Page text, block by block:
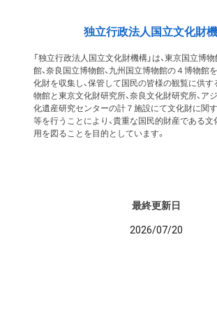
独立行政法人国立文化財
「独立行政法人国立文化財機構」は、東京国立博
館、奈良国立博物館、九州国立博物館の４博物館
化財を収集し、保管して国民の皆様の観覧に供す
物館と東京文化財研究所、奈良文化財研究所、ア
化遺産研究センターの計７施設にて文化財に関
等を行うことにより、貴重な国民的財産である
用を図ることを目的としています。
最終更新日
2026/07/20